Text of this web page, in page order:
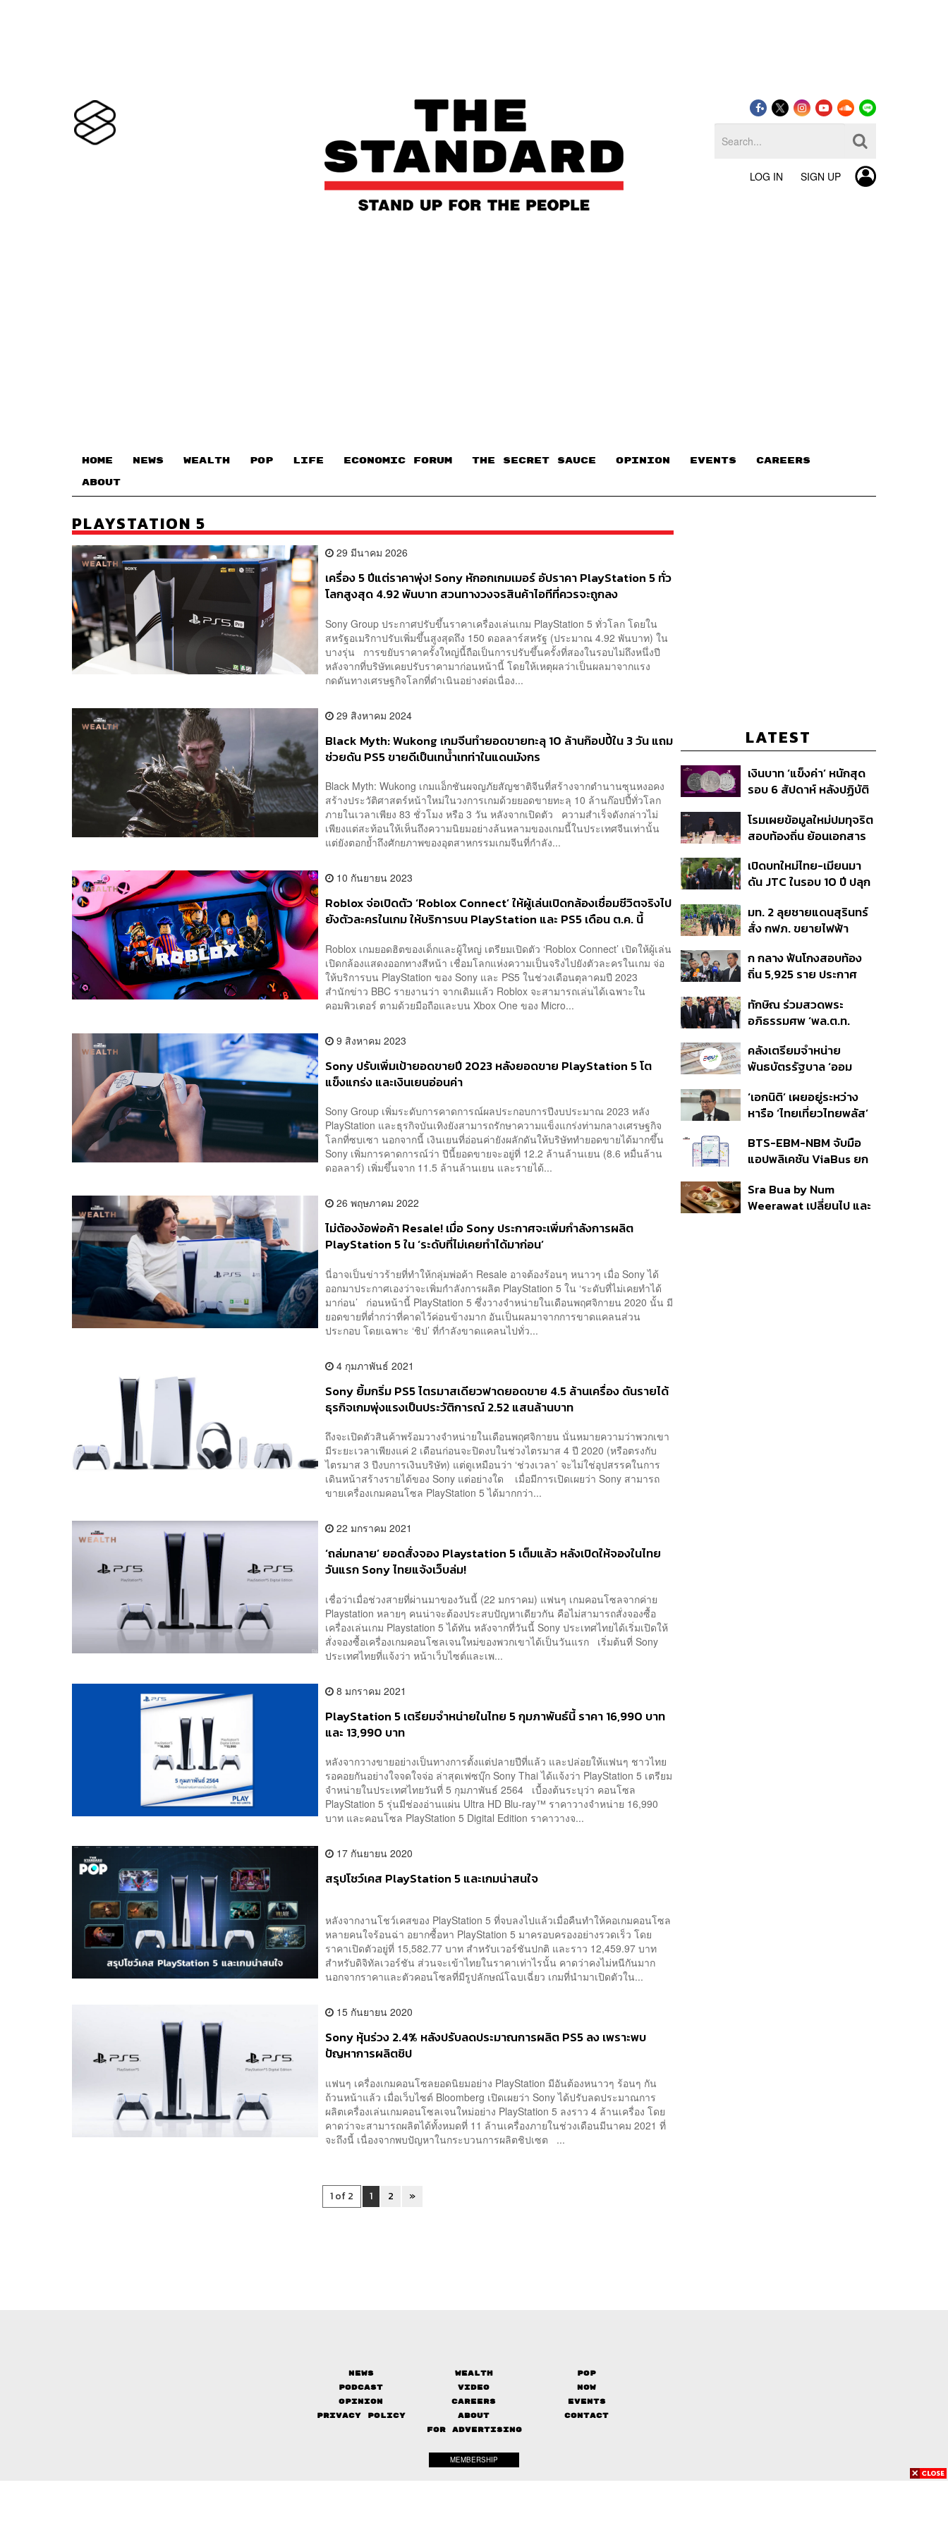
LOG IN SIGN UP
HOME NEWS WEALTH POP LIFE ECONOMIC FORUM THE SECRET SAUCE​ OPINION EVENTS CAREERS
ABOUT
PLAYSTATION 5
29 มีนาคม 2026
เครื่อง 5 ปีแต่ราคาพุ่ง! Sony หักอกเกมเมอร์ อัปราคา PlayStation 5 ทั่ว
โลกสูงสุด 4.92 พันบาท สวนทางวงจรสินค้าไอทีที่ควรจะถูกลง
Sony Group ประกาศปรับขึ้นราคาเครื่องเล่นเกม PlayStation 5 ทั่วโลก โดยใน
สหรัฐอเมริกาปรับเพิ่มขึ้นสูงสุดถึง 150 ดอลลาร์สหรัฐ (ประมาณ 4.92 พันบาท) ใน
บางรุ่น การขยับราคาครั้งใหญ่นี้ถือเป็นการปรับขึ้นครั้งที่สองในรอบไม่ถึงหนึ่งปี
หลังจากที่บริษัทเคยปรับราคามาก่อนหน้านี้ โดยให้เหตุผลว่าเป็นผลมาจากแรง
กดดันทางเศรษฐกิจโลกที่ดำเนินอย่างต่อเนื่อง...
29 สิงหาคม 2024
Black Myth: Wukong เกมจีนทำยอดขายทะลุ 10 ล้านก๊อปปี้ใน 3 วัน แถม
ช่วยดัน PS5 ขายดีเป็นเทน้ำเทท่าในแดนมังกร
Black Myth: Wukong เกมแอ็กชันผจญภัยสัญชาติจีนที่สร้างจากตำนานซุนหงอคง
สร้างประวัติศาสตร์หน้าใหม่ในวงการเกมด้วยยอดขายทะลุ 10 ล้านก๊อปปี้ทั่วโลก
ภายในเวลาเพียง 83 ชั่วโมง หรือ 3 วัน หลังจากเปิดตัว ความสำเร็จดังกล่าวไม่
เพียงแต่สะท้อนให้เห็นถึงความนิยมอย่างล้นหลามของเกมนี้ในประเทศจีนเท่านั้น
แต่ยังตอกย้ำถึงศักยภาพของอุตสาหกรรมเกมจีนที่กำลัง...
10 กันยายน 2023
Roblox จ่อเปิดตัว ‘Roblox Connect’ ให้ผู้เล่นเปิดกล้องเชื่อมชีวิตจริงไป
ยังตัวละครในเกม ให้บริการบน PlayStation และ PS5 เดือน ต.ค. นี้
Roblox เกมยอดฮิตของเด็กและผู้ใหญ่ เตรียมเปิดตัว ‘Roblox Connect’ เปิดให้ผู้เล่น
เปิดกล้องแสดงออกทางสีหน้า เชื่อมโลกแห่งความเป็นจริงไปยังตัวละครในเกม จ่อ
ให้บริการบน PlayStation ของ Sony และ PS5 ในช่วงเดือนตุลาคมปี 2023
สำนักข่าว BBC รายงานว่า จากเดิมแล้ว Roblox จะสามารถเล่นได้เฉพาะใน
คอมพิวเตอร์ ตามด้วยมือถือและบน Xbox One ของ Micro...
9 สิงหาคม 2023
Sony ปรับเพิ่มเป้ายอดขายปี 2023 หลังยอดขาย PlayStation 5 โต
แข็งแกร่ง และเงินเยนอ่อนค่า
Sony Group เพิ่มระดับการคาดการณ์ผลประกอบการปีงบประมาณ 2023 หลัง
PlayStation และธุรกิจบันเทิงยังสามารถรักษาความแข็งแกร่งท่ามกลางเศรษฐกิจ
โลกที่ซบเซา นอกจากนี้ เงินเยนที่อ่อนค่ายังผลักดันให้บริษัททำยอดขายได้มากขึ้น
Sony เพิ่มการคาดการณ์ว่า ปีนี้ยอดขายจะอยู่ที่ 12.2 ล้านล้านเยน (8.6 หมื่นล้าน
ดอลลาร์) เพิ่มขึ้นจาก 11.5 ล้านล้านเยน และรายได้...
26 พฤษภาคม 2022
ไม่ต้องง้อพ่อค้า Resale! เมื่อ Sony ประกาศจะเพิ่มกำลังการผลิต
PlayStation 5 ใน ‘ระดับที่ไม่เคยทำได้มาก่อน’
นี่อาจเป็นข่าวร้ายที่ทำให้กลุ่มพ่อค้า Resale อาจต้องร้อนๆ หนาวๆ เมื่อ Sony ได้
ออกมาประกาศเองว่าจะเพิ่มกำลังการผลิต PlayStation 5 ใน ‘ระดับที่ไม่เคยทำได้
มาก่อน’ ก่อนหน้านี้ PlayStation 5 ซึ่งวางจำหน่ายในเดือนพฤศจิกายน 2020 นั้น มี
ยอดขายที่ต่ำกว่าที่คาดไว้ค่อนข้างมาก อันเป็นผลมาจากการขาดแคลนส่วน
ประกอบ โดยเฉพาะ ‘ชิป’ ที่กำลังขาดแคลนไปทั่ว...
4 กุมภาพันธ์ 2021
Sony ยิ้มกริ่ม PS5 ไตรมาสเดียวฟาดยอดขาย 4.5 ล้านเครื่อง ดันรายได้
ธุรกิจเกมพุ่งแรงเป็นประวัติการณ์ 2.52 แสนล้านบาท
ถึงจะเปิดตัวสินค้าพร้อมวางจำหน่ายในเดือนพฤศจิกายน นั่นหมายความว่าพวกเขา
มีระยะเวลาเพียงแค่ 2 เดือนก่อนจะปิดงบในช่วงไตรมาส 4 ปี 2020 (หรือตรงกับ
ไตรมาส 3 ปีงบการเงินบริษัท) แต่ดูเหมือนว่า ‘ช่วงเวลา’ จะไม่ใช่อุปสรรคในการ
เดินหน้าสร้างรายได้ของ Sony แต่อย่างใด เมื่อมีการเปิดเผยว่า Sony สามารถ
ขายเครื่องเกมคอนโซล PlayStation 5 ได้มากกว่า...
22 มกราคม 2021
‘ถล่มทลาย’ ยอดสั่งจอง Playstation 5 เต็มแล้ว หลังเปิดให้จองในไทย
วันแรก Sony ไทยแจ้งเว็บล่ม!
เชื่อว่าเมื่อช่วงสายที่ผ่านมาของวันนี้ (22 มกราคม) แฟนๆ เกมคอนโซลจากค่าย
Playstation หลายๆ คนน่าจะต้องประสบปัญหาเดียวกัน คือไม่สามารถสั่งจองซื้อ
เครื่องเล่นเกม Playstation 5 ได้ทัน หลังจากที่วันนี้ Sony ประเทศไทยได้เริ่มเปิดให้
สั่งจองซื้อเครื่องเกมคอนโซลเจนใหม่ของพวกเขาได้เป็นวันแรก เริ่มต้นที่ Sony
ประเทศไทยที่แจ้งว่า หน้าเว็บไซต์และเพ...
8 มกราคม 2021
PlayStation 5 เตรียมจำหน่ายในไทย 5 กุมภาพันธ์นี้ ราคา 16,990 บาท
และ 13,990 บาท
หลังจากวางขายอย่างเป็นทางการตั้งแต่ปลายปีที่แล้ว และปล่อยให้แฟนๆ ชาวไทย
รอคอยกันอย่างใจจดใจจ่อ ล่าสุดเฟซบุ๊ก Sony Thai ได้แจ้งว่า PlayStation 5 เตรียม
จำหน่ายในประเทศไทยวันที่ 5 กุมภาพันธ์ 2564 เบื้องต้นระบุว่า คอนโซล
PlayStation 5 รุ่นมีช่องอ่านแผ่น Ultra HD Blu-ray™ ราคาวางจำหน่าย 16,990
บาท และคอนโซล PlayStation 5 Digital Edition ราคาวางจ...
17 กันยายน 2020
สรุปโชว์เคส PlayStation 5 และเกมน่าสนใจ
หลังจากงานโชว์เคสของ PlayStation 5 ที่จบลงไปแล้วเมื่อคืนทำให้คอเกมคอนโซล
หลายคนใจร้อนฉ่า อยากซื้อหา PlayStation 5 มาครอบครองอย่างรวดเร็ว โดย
ราคาเปิดตัวอยู่ที่ 15,582.77 บาท สำหรับเวอร์ชันปกติ และราว 12,459.97 บาท
สำหรับดิจิทัลเวอร์ชัน ส่วนจะเข้าไทยในราคาเท่าไรนั้น คาดว่าคงไม่หนีกันมาก
นอกจากราคาและตัวคอนโซลที่มีรูปลักษณ์โฉบเฉี่ยว เกมที่นำมาเปิดตัวใน...
15 กันยายน 2020
Sony หุ้นร่วง 2.4% หลังปรับลดประมาณการผลิต PS5 ลง เพราะพบ
ปัญหาการผลิตชิป
แฟนๆ เครื่องเกมคอนโซลยอดนิยมอย่าง PlayStation มีอันต้องหนาวๆ ร้อนๆ กัน
ถ้วนหน้าแล้ว เมื่อเว็บไซต์ Bloomberg เปิดเผยว่า Sony ได้ปรับลดประมาณการ
ผลิตเครื่องเล่นเกมคอนโซลเจนใหม่อย่าง PlayStation 5 ลงราว 4 ล้านเครื่อง โดย
คาดว่าจะสามารถผลิตได้ทั้งหมดที่ 11 ล้านเครื่องภายในช่วงเดือนมีนาคม 2021 ที่
จะถึงนี้ เนื่องจากพบปัญหาในกระบวนการผลิตชิปเซต ...
1 of 2 1 2 »
LATEST
เงินบาท ‘แข็งค่า’ หนักสุด
รอบ 6 สัปดาห์ หลังปฏิบัติ
สหรัฐฯ-ญี่ปุ่น Standard
Chartered เปิดเป้าสิ้นปีนี้
ต่อดอลลาร์
โรมเผยข้อมูลใหม่ปมทุจริต
สอบท้องถิ่น ย้อนเอกสาร
อนุทิน จ่อสอบต่อเอี่ยว
ตัดตอน ม.บูรพา หรือไม่
เปิดบทใหม่ไทย-เมียนมา
ดัน JTC ในรอบ 10 ปี ปลุก
ชายแดน ท่าเรือน้ำลึก
ทวาย
มท. 2 ลุยชายแดนสุรินทร์
สั่ง กฟภ. ขยายไฟฟ้า
350’ เสริมความมั่นคง
ชายแดน
ก กลาง ฟันโกงสอบท้อง
ถิ่น 5,925 ราย ประกาศ
ราย รอ ป.ป.ช. ขีดเส้นแล้ว
เสร็จ 31 ส.ค.
ทักษิณ ร่วมสวดพระ
อภิธรรมศพ ‘พล.ต.ท.
สิน’ สิริอายุ 103 ปี แกนนำ
เพื่อไทย-บุคคลหลาก
คลังเตรียมจำหน่าย
พันธบัตรรัฐบาล ‘ออม
ก.ย.นี้ อาจเพิ่มสัดส่วนการ
ขายแบบ Small Lot First
‘เอกนิติ’ เผยอยู่ระหว่าง
หารือ ‘ไทยเที่ยวไทยพลัส’
แสนล้าน มั่นใจงบต่อ ‘ไทย
ช่วยไทย พลัส’ เฟส 2 มี
BTS-EBM-NBM จับมือ
แอปพลิเคชัน ViaBus ยก
รถไฟฟ้า 3 สายแบบเรียล
ไทม์
Sra Bua by Num
Weerawat เปลี่ยนไป และ
News Wealth
Pop
Podcast
Video
Now
Opinion
Careers
Events
Privacy Policy
About
Contact
FOR ADVERTISING
MEMBERSHIP